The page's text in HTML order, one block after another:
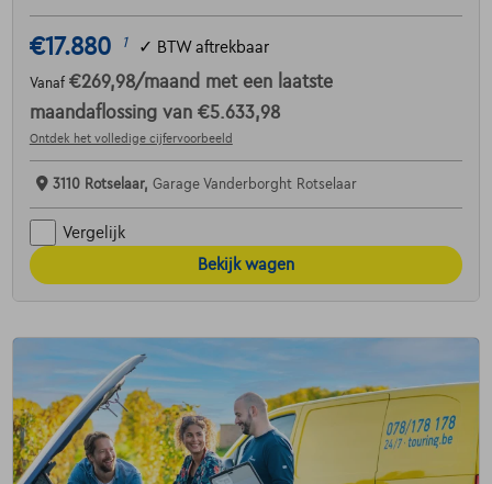
€17.880 1 ✓ BTW aftrekbaar
Vanaf €269,98/maand met een laatste
maandaflossing van €5.633,98
Ontdek het volledige cijfervoorbeeld
3110 Rotselaar, Garage Vanderborght Rotselaar
Vergelijk
Bekijk wagen